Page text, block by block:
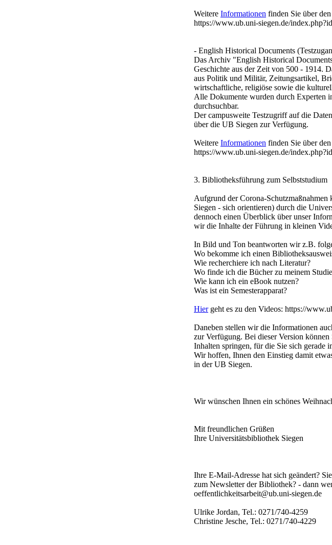
Weitere Informationen finden Sie über
https://www.ub.uni-siegen.de/
- English Historical Documents
Das Archiv "English Historical
Geschichte aus der Zeit von 500 - 1914.
aus Politik und Militär, Zeitungsartikel,
wirtschaftliche, religiöse sowie die
Alle Dokumente wurden durch Experten
durchsuchbar.
Der campusweite Testzugriff auf die
über die UB Siegen zur Verfügung.
Weitere Informationen finden Sie über
https://www.ub.uni-siegen.de/
3. Bibliotheksführung zum Selbststudium
Aufgrund der Corona-
Siegen - sich orientieren) durch die
dennoch einen Überblick über unser
wir die Inhalte der Führung in kleinen
In Bild und Ton beantworten wir z.B.
Wo bekomme ich einen
Wie recherchiere ich nach Literatur?
Wo finde ich die Bücher zu meinem
Wie kann ich ein eBook nutzen?
Was ist ein Semesterapparat?
Hiergeht es zu den Videos: https://
Daneben stellen wir die Informationen
zur Verfügung. Bei dieser Version
Inhalten springen, für die Sie sich gerade
Wir hoffen, Ihnen den Einstieg damit
in der UB Siegen.
Wir wünschen Ihnen ein schönes
Mit freundlichen Grüßen
Ihre Universitätsbibliothek Siegen
Ihre E-Mail-Adresse hat sich geändert?
zum Newsletter der Bibliothek? - dann
oeffentlichkeitsarbeit@ub.uni-siegen.de
Ulrike Jordan, Tel.: 0271/740-4259
Christine Jesche, Tel.: 0271/740-4229